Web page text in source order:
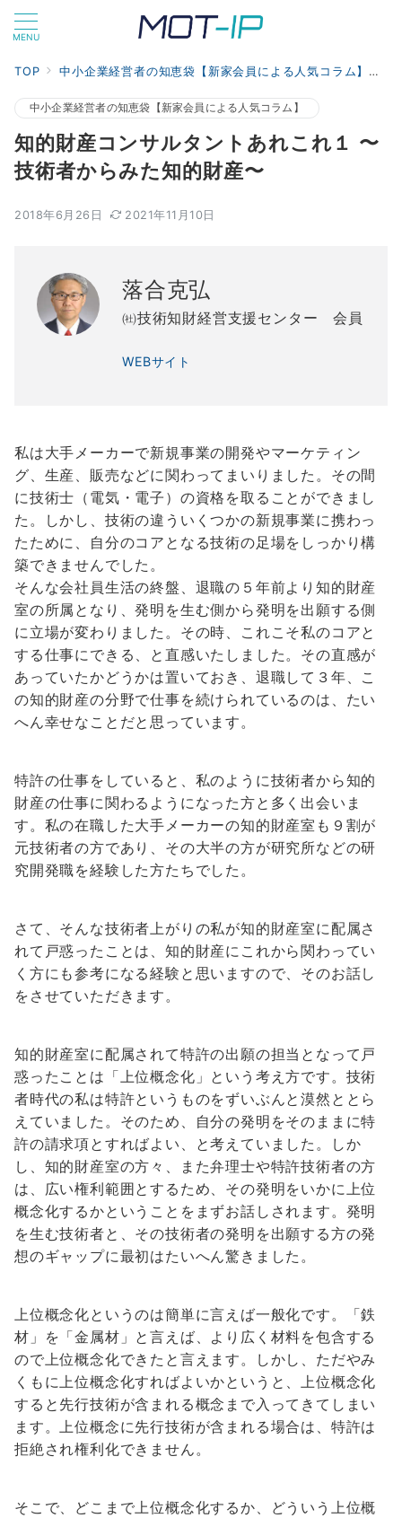
MENU
TOP 中小企業経営者の知恵袋【新家会員による人気コラム】
中小企業経営者の知恵袋【新家会員による人気コラム】
知的財産コンサルタントあれこれ１ 〜
技術者からみた知的財産〜
2018年6月26日 2021年11月10日
落合克弘
㈳技術知財経営支援センター 会員
WEBサイト
私は大手メーカーで新規事業の開発やマーケティン
グ、生産、販売などに関わってまいりました。その間
に技術士（電気・電子）の資格を取ることができまし
た。しかし、技術の違ういくつかの新規事業に携わっ
たために、自分のコアとなる技術の足場をしっかり構
築できませんでした。
そんな会社員生活の終盤、退職の５年前より知的財産
室の所属となり、発明を生む側から発明を出願する側
に立場が変わりました。その時、これこそ私のコアと
する仕事にできる、と直感いたしました。その直感が
あっていたかどうかは置いておき、退職して３年、こ
の知的財産の分野で仕事を続けられているのは、たい
へん幸せなことだと思っています。
特許の仕事をしていると、私のように技術者から知的
財産の仕事に関わるようになった方と多く出会いま
す。私の在職した大手メーカーの知的財産室も９割が
元技術者の方であり、その大半の方が研究所などの研
究開発職を経験した方たちでした。
さて、そんな技術者上がりの私が知的財産室に配属さ
れて戸惑ったことは、知的財産にこれから関わってい
く方にも参考になる経験と思いますので、そのお話し
をさせていただきます。
知的財産室に配属されて特許の出願の担当となって戸
惑ったことは「上位概念化」という考え方です。技術
者時代の私は特許というものをずいぶんと漠然ととら
えていました。そのため、自分の発明をそのままに特
許の請求項とすればよい、と考えていました。しか
し、知的財産室の方々、また弁理士や特許技術者の方
は、広い権利範囲とするため、その発明をいかに上位
概念化するかということをまずお話しされます。発明
を生む技術者と、その技術者の発明を出願する方の発
想のギャップに最初はたいへん驚きました。
上位概念化というのは簡単に言えば一般化です。「鉄
材」を「金属材」と言えば、より広く材料を包含する
ので上位概念化できたと言えます。しかし、ただやみ
くもに上位概念化すればよいかというと、上位概念化
すると先行技術が含まれる概念まで入ってきてしまい
ます。上位概念に先行技術が含まれる場合は、特許は
拒絶され権利化できません。
そこで、どこまで上位概念化するか、どういう上位概